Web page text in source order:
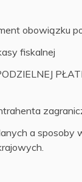
obowiązku
fiskalnej
a sposoby